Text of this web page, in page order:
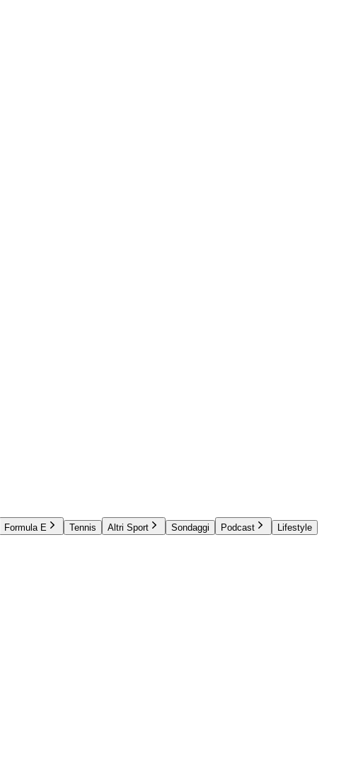
Formula E Tennis Altri Sport Sondaggi Podcast
Lifestyle